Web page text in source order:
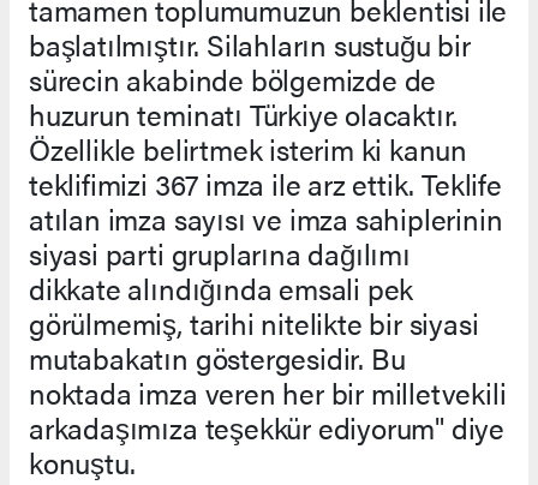
tamamen toplumumuzun beklentisi ile
başlatılmıştır. Silahların sustuğu bir
sürecin akabinde bölgemizde de
huzurun teminatı Türkiye olacaktır.
Özellikle belirtmek isterim ki kanun
teklifimizi 367 imza ile arz ettik. Teklife
atılan imza sayısı ve imza sahiplerinin
siyasi parti gruplarına dağılımı
dikkate alındığında emsali pek
görülmemiş, tarihi nitelikte bir siyasi
mutabakatın göstergesidir. Bu
noktada imza veren her bir milletvekili
arkadaşımıza teşekkür ediyorum" diye
konuştu.